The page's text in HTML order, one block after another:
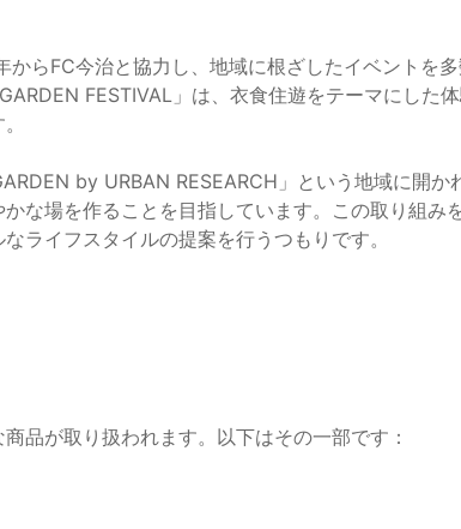
からFC今治と協力し、地域に根ざしたイベントを
FESTIVAL」は、衣食住遊をテーマにした
by URBAN RESEARCH」という地域に開か
な場を作ることを目指しています。この取り組み
ライフスタイルの提案を行うつもりです。
品が取り扱われます。以下はその一部です：